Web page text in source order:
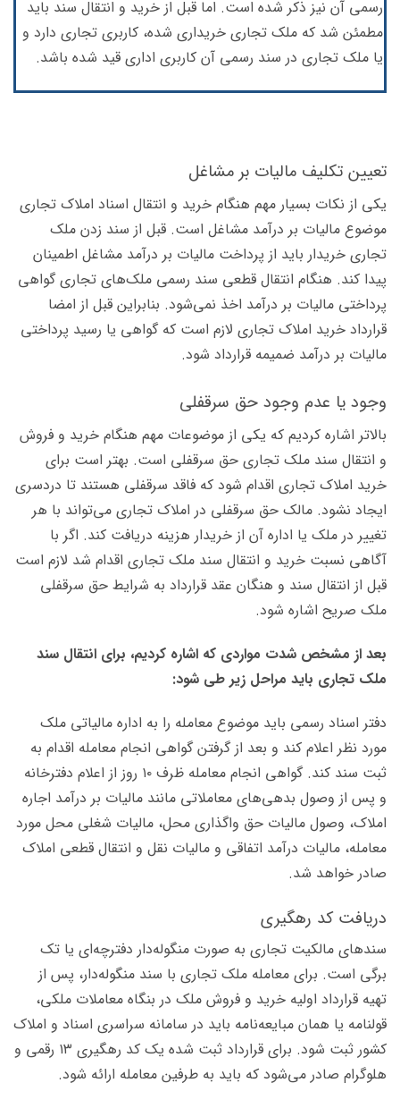
رسمی آن نیز ذکر شده است. اما قبل از خرید و انتقال سند باید
مطمئن شد که ملک تجاری خریداری شده، کاربری تجاری دارد و
یا ملک تجاری در سند رسمی آن کاربری اداری قید شده باشد.
تعیین تکلیف مالیات بر مشاغل
یکی از نکات بسیار مهم هنگام خرید و انتقال اسناد املاک تجاری
موضوع مالیات بر درآمد مشاغل است. قبل از سند زدن ملک
تجاری خریدار باید از پرداخت مالیات بر درآمد مشاغل اطمینان
پیدا کند. هنگام انتقال قطعی سند رسمی ملک‌های تجاری گواهی
پرداختی مالیات بر درآمد اخذ نمی‌شود. بنابراین قبل از امضا
قرارداد خرید املاک تجاری لازم است که گواهی یا رسید پرداختی
مالیات بر درآمد ضمیمه قرارداد شود.
وجود یا عدم وجود حق سرقفلی
بالاتر اشاره کردیم که یکی از موضوعات مهم هنگام خرید و فروش
و انتقال سند ملک تجاری حق سرقفلی است. بهتر است برای
خرید املاک تجاری اقدام شود که فاقد سرقفلی هستند تا دردسری
ایجاد نشود. مالک حق سرقفلی در املاک تجاری می‌تواند با هر
تغییر در ملک یا اداره آن از خریدار هزینه دریافت کند. اگر با
آگاهی نسبت خرید و انتقال سند ملک تجاری اقدام شد لازم است
قبل از انتقال سند و هنگان عقد قرارداد به شرایط حق سرقفلی
ملک صریح اشاره شود.
بعد از مشخص شدت مواردی که اشاره کردیم، برای انتقال سند
ملک تجاری باید مراحل زیر طی شود:
دفتر اسناد رسمی باید موضوع معامله را به اداره مالیاتی ملک
مورد نظر اعلام کند و بعد از گرفتن گواهی انجام معامله اقدام به
ثبت سند کند. گواهی انجام معامله ظرف ۱۰ روز از اعلام دفترخانه
و پس از وصول بدهی‌های معاملاتی مانند مالیات بر درآمد اجاره
املاک، وصول مالیات حق واگذاری محل، مالیات شغلی محل مورد
معامله، مالیات درآمد اتفاقی و مالیات نقل و انتقال قطعی املاک
صادر خواهد شد.
دریافت کد رهگیری
سندهای مالکیت تجاری به صورت منگوله‌دار دفترچه‌ای یا تک
برگی است. برای معامله ملک تجاری با سند منگوله‌دار، پس از
تهیه قرارداد اولیه خرید و فروش ملک در بنگاه معاملات ملکی،
قولنامه یا همان مبایعه‌نامه باید در سامانه سراسری اسناد و املاک
کشور ثبت شود. برای قرارداد ثبت شده یک کد رهگیری ۱۳ رقمی و
هلوگرام صادر می‌شود که باید به طرفین معامله ارائه شود.